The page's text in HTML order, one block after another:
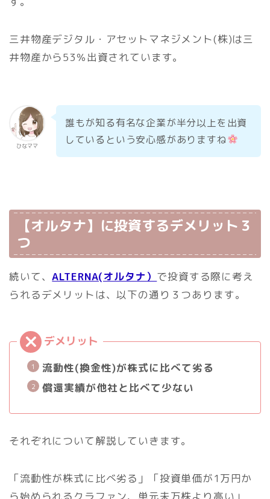
三井物産デジタル・アセットマネジメント(株)は三
井物産から53％出資されています。
ひなママ
誰もが知る有名な企業が半分以上を出資
しているという安心感がありますね
【オルタナ】に投資するデメリット３
つ
続いて、ALTERNA(オルタナ） で投資する際に考え
られるデメリットは、以下の通り３つあります。
流動性(換金性)が株式に比べて劣る
償還実績が他社と比べて少ない
それぞれについて解説していきます。
「流動性が株式に比べ劣る」「投資単価が1万円か